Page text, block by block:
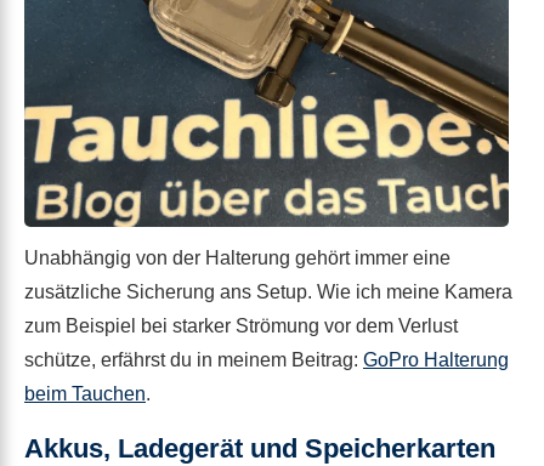
Unabhängig von der Halterung gehört immer eine
zusätzliche Sicherung ans Setup. Wie ich meine Kamera
zum Beispiel bei starker Strömung vor dem Verlust
schütze, erfährst du in meinem Beitrag: GoPro Halterung
beim Tauchen.
Akkus, Ladegerät und Speicherkarten